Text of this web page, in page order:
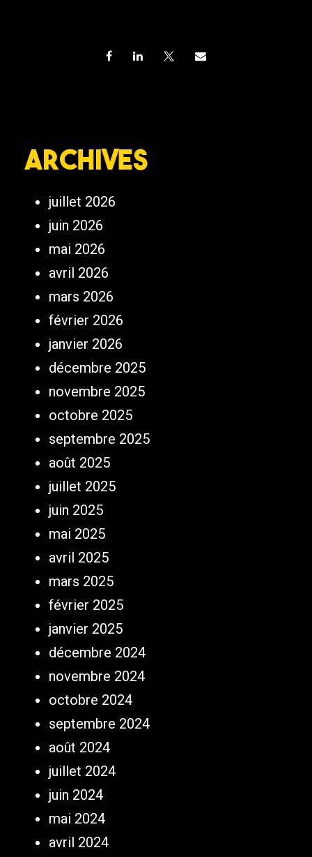
Archives
juillet 2026
juin 2026
mai 2026
avril 2026
mars 2026
février 2026
janvier 2026
décembre 2025
novembre 2025
octobre 2025
septembre 2025
août 2025
juillet 2025
juin 2025
mai 2025
avril 2025
mars 2025
février 2025
janvier 2025
décembre 2024
novembre 2024
octobre 2024
septembre 2024
août 2024
juillet 2024
juin 2024
mai 2024
avril 2024